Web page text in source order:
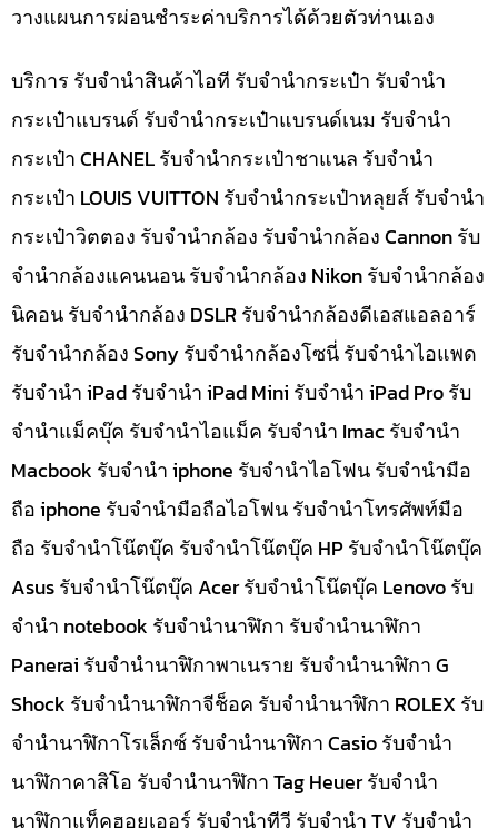
วางแผนการผ่อนชำระค่าบริการได้ด้วยตัวท่านเอง
บริการ รับจำนำสินค้าไอที รับจำนำกระเป๋า รับจำนำ
กระเป๋าแบรนด์ รับจำนำกระเป๋าแบรนด์เนม รับจำนำ
กระเป๋า CHANEL รับจำนำกระเป๋าชาแนล รับจำนำ
กระเป๋า LOUIS VUITTON รับจำนำกระเป๋าหลุยส์ รับจำนำ
กระเป๋าวิตตอง รับจำนำกล้อง รับจำนำกล้อง Cannon รับ
จำนำกล้องแคนนอน รับจำนำกล้อง Nikon รับจำนำกล้อง
นิคอน รับจำนำกล้อง DSLR รับจำนำกล้องดีเอสแอลอาร์
รับจำนำกล้อง Sony รับจำนำกล้องโซนี่ รับจำนำไอแพด
รับจำนำ iPad รับจำนำ iPad Mini รับจำนำ iPad Pro รับ
จำนำแม็คบุ๊ค รับจำนำไอแม็ค รับจำนำ Imac รับจำนำ
Macbook รับจำนำ iphone รับจำนำไอโฟน รับจำนำมือ
ถือ iphone รับจำนำมือถือไอโฟน รับจำนำโทรศัพท์มือ
ถือ รับจำนำโน๊ตบุ๊ค รับจำนำโน๊ตบุ๊ค HP รับจำนำโน๊ตบุ๊ค
Asus รับจำนำโน๊ตบุ๊ค Acer รับจำนำโน๊ตบุ๊ค Lenovo รับ
จำนำ notebook รับจำนำนาฬิกา รับจำนำนาฬิกา
Panerai รับจำนำนาฬิกาพาเนราย รับจำนำนาฬิกา G
Shock รับจำนำนาฬิกาจีช็อค รับจำนำนาฬิกา ROLEX รับ
จำนำนาฬิกาโรเล็กซ์ รับจำนำนาฬิกา Casio รับจำนำ
นาฬิกาคาสิโอ รับจำนำนาฬิกา Tag Heuer รับจำนำ
นาฬิกาแท็คฮอยเออร์ รับจำนำทีวี รับจำนำ TV รับจำนำ